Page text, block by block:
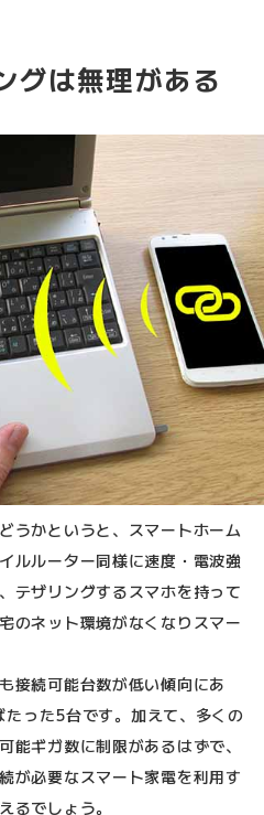
グは無理がある
うかというと、スマートホーム
ルルーター同様に速度・電波強
テザリングするスマホを持って
のネット環境がなくなりスマー
接続可能台数が低い傾向にあ
った5台です。加えて、多くの
能ギガ数に制限があるはずで、
が必要なスマート家電を利用す
るでしょう。